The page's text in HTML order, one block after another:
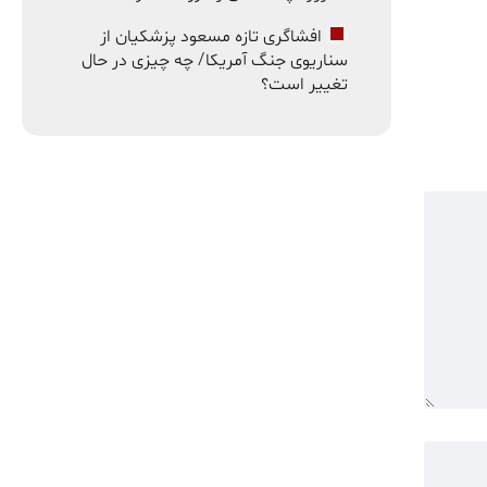
افشاگری تازه مسعود پزشکیان از
سناریوی جنگ آمریکا/ چه چیزی در حال
تغییر است؟